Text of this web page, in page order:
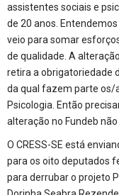
assistentes sociais e
de 20 anos.
veio para somar
de qualidade. A
retira a obrigatoriedade
da qual fazem parte os/
Psicologia. Então
alteração no Fundeb
O CRESS-SE está
para os oito deputados
para derrubar o projeto